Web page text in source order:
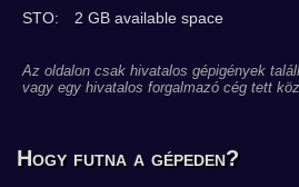
STO:
2 GB available space
Az oldalon csak hivatalos gépigények
vagy egy hivatalos forgalmazó cég tett
Hogy futna a gépeden?